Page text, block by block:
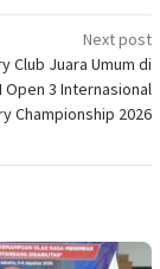
Next post
Club Juara Umum di
Open 3 Internasional
Championship 2026